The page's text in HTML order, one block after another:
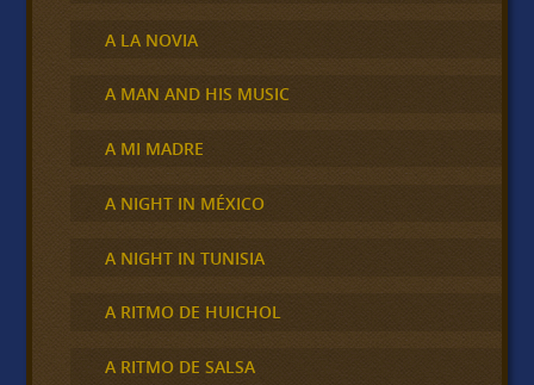
A LA NOVIA
A MAN AND HIS MUSIC
A MI MADRE
A NIGHT IN MÉXICO
A NIGHT IN TUNISIA
A RITMO DE HUICHOL
A RITMO DE SALSA